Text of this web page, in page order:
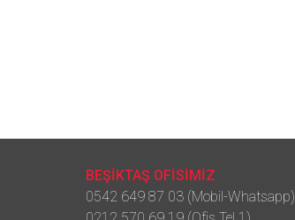
BEŞİKTAŞ OFİSİMİZ
0542 649 87 03 (Mobil-Whatsapp)